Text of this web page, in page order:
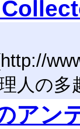
人の
アン